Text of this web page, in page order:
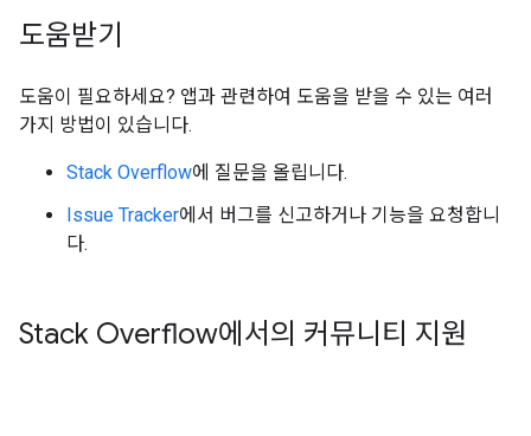
도움받기
도움이 필요하세요? 앱과 관련하여 도움을 받을 수 있는 여러
가지 방법이 있습니다.
Stack Overflow에 질문을 올립니다.
Issue Tracker에서 버그를 신고하거나 기능을 요청합니
다.
Stack Overflow에서의 커뮤니티 지원